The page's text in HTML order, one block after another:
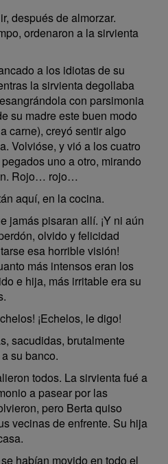
después de almorzar.
ordenaron a la sirvienta
a los idiotas de su
la sirvienta degollaba
con parsimonia
su madre este buen modo
carne), creyó sentir algo
Volvióse, y vió a los cuatro
uno a otro, mirando
Rojo… rojo…
aquí, en la cocina.
jamás pisaran allí. ¡Y ni aún
olvido y felicidad
esa horrible visión!
más intensos eran los
e hija, más irritable era su
¡Echelos, le digo!
sacudidas, brutalmente
su banco.
todos. La sirvienta fué a
a pasear por las
pero Berta quiso
vecinas de enfrente. Su hija
habían movido en todo el